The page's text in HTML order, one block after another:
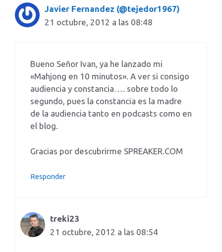
Javier Fernandez (@tejedor1967)
21 octubre, 2012 a las 08:48
Bueno Señor Ivan, ya he lanzado mi
«Mahjong en 10 minutos». A ver si consigo
audiencia y constancia…. sobre todo lo
segundo, pues la constancia es la madre
de la audiencia tanto en podcasts como en
el blog.
Gracias por descubrirme SPREAKER.COM
Responder
treki23
21 octubre, 2012 a las 08:54